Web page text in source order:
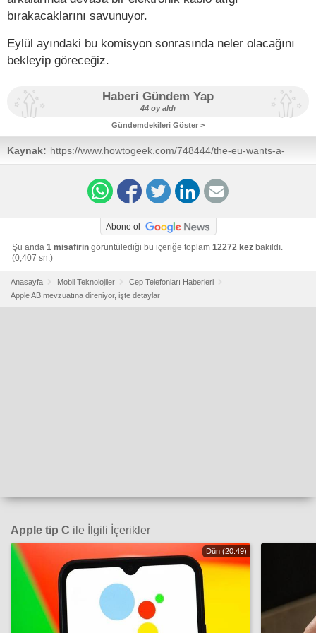
bırakacaklarını savunuyor.
Eylül ayındaki bu komisyon sonrasında neler olacağını
bekleyip göreceğiz.
Haberi Gündem Yap
44 oy aldı
Gündemdekileri Göster >
Kaynak: https://www.howtogeek.com/748444/the-eu-wants-a-
universal-mobile-charger-but-apple-doesnt/
Abone ol
Şu anda 1 misafirin görüntülediği bu içeriğe toplam 12272 kez bakıldı.
(0,407 sn.)
Anasayfa Mobil Teknolojiler
Cep Telefonları Haberleri
Apple AB mevzuatına direniyor, işte detaylar
Apple tip C ile İlgili İçerikler
Dün (20:49)